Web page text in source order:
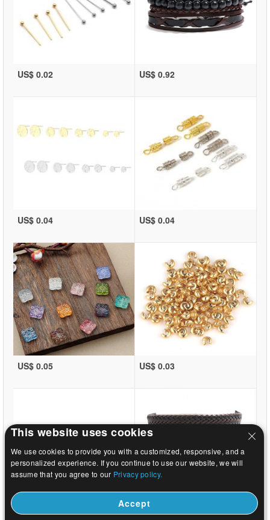
US$ 0.02 US$ 0.92
US$ 0.04 US$ 0.04
US$ 0.05 US$ 0.03
US$ 0.03 US$ 1.76
This website uses cookies
We use cookies to provide you with a customized, responsive, and a
personalized experience. If you continue to use our website, we will
assume that you agree to our Privacy policy.
Accept